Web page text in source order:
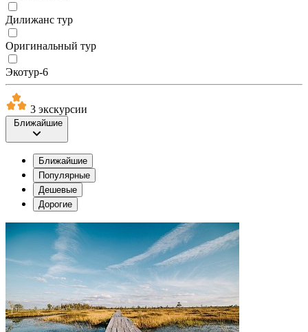
Дилижанс тур
Оригинальный тур
Экотур-6
3 экскурсии
Ближайшие
Ближайшие
Популярные
Дешевые
Дорогие